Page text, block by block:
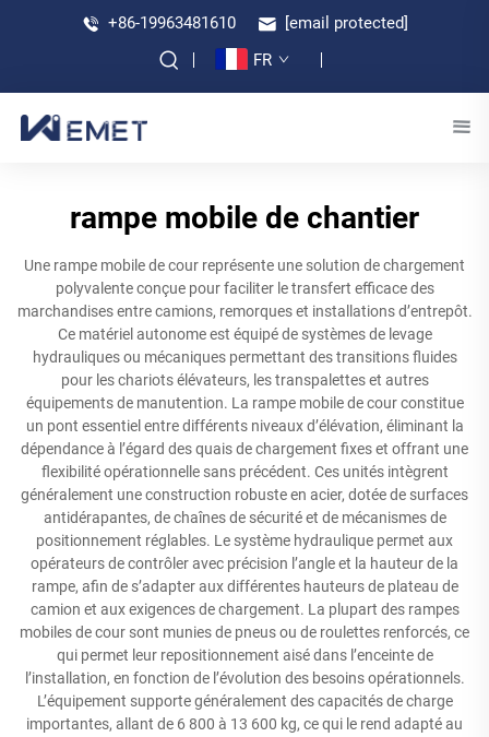
+86-19963481610
[email protected]
FR
rampe mobile de chantier
Une rampe mobile de cour représente une solution de chargement
polyvalente conçue pour faciliter le transfert efficace des
marchandises entre camions, remorques et installations d’entrepôt.
Ce matériel autonome est équipé de systèmes de levage
hydrauliques ou mécaniques permettant des transitions fluides
pour les chariots élévateurs, les transpalettes et autres
équipements de manutention. La rampe mobile de cour constitue
un pont essentiel entre différents niveaux d’élévation, éliminant la
dépendance à l’égard des quais de chargement fixes et offrant une
flexibilité opérationnelle sans précédent. Ces unités intègrent
généralement une construction robuste en acier, dotée de surfaces
antidérapantes, de chaînes de sécurité et de mécanismes de
positionnement réglables. Le système hydraulique permet aux
opérateurs de contrôler avec précision l’angle et la hauteur de la
rampe, afin de s’adapter aux différentes hauteurs de plateau de
camion et aux exigences de chargement. La plupart des rampes
mobiles de cour sont munies de pneus ou de roulettes renforcés, ce
qui permet leur repositionnement aisé dans l’enceinte de
l’installation, en fonction de l’évolution des besoins opérationnels.
L’équipement supporte généralement des capacités de charge
importantes, allant de 6 800 à 13 600 kg, ce qui le rend adapté au